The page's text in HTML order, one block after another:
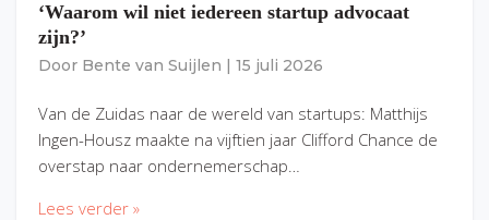
‘Waarom wil niet iedereen startup advocaat
zijn?’
Door Bente van Suijlen 15 juli 2026
Van de Zuidas naar de wereld van startups: Matthijs
Ingen-Housz maakte na vijftien jaar Clifford Chance de
overstap naar ondernemerschap…
Lees verder »